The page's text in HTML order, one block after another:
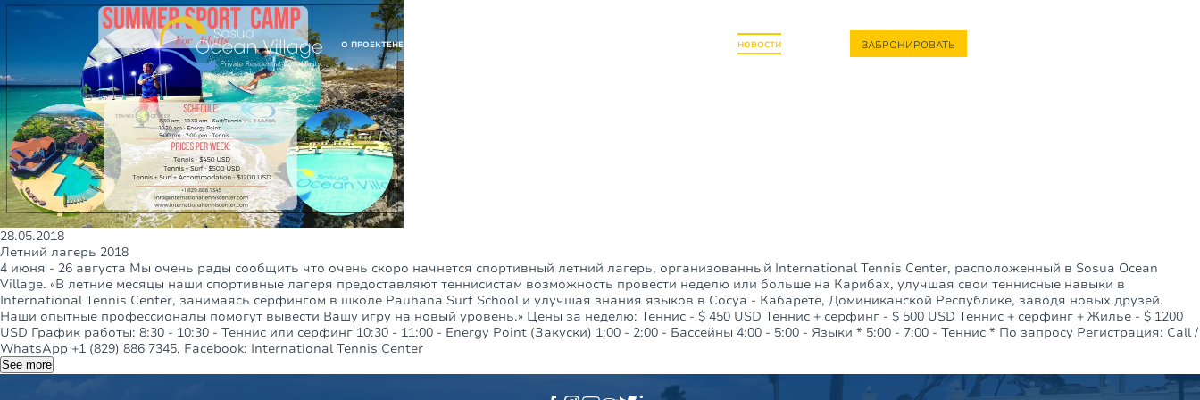
О ПРОЕКТЕНЕДВИЖИМОСТЬ В ОКРУГЕНОВОСТИ ЗАБРОНИРОВАТЬ
28.05.2018
Летний лагерь 2018
4 июня - 26 августа Мы очень рады сообщить что очень скоро начнется спортивный летний лагерь, организованный International Tennis Center, расположенный в Sosua Ocean
Village. «В летние месяцы наши спортивные лагеря предоставляют теннисистам возможность провести неделю или больше на Карибах, улучшая свои теннисные навыки в
International Tennis Center, занимаясь серфингом в школе Pauhana Surf School и улучшая знания языков в Сосуа - Кабарете, Доминиканской Республике, заводя новых друзей.
Наши опытные профессионалы помогут вывести Вашу игру на новый уровень.» Цены за неделю: Теннис - $ 450 USD Теннис + серфинг - $ 500 USD Теннис + серфинг + Жилье - $ 1200
USD График работы: 8:30 - 10:30 - Теннис или серфинг 10:30 - 11:00 - Energy Point (Закуски) 1:00 - 2:00 - Бассейны 4:00 - 5:00 - Языки * 5:00 - 7:00 - Теннис * По запросу Регистрация: Call /
WhatsApp +1 (829) 886 7345, Facebook: International Tennis Center
See more